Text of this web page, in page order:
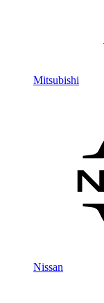
Mitsubishi
Nissan